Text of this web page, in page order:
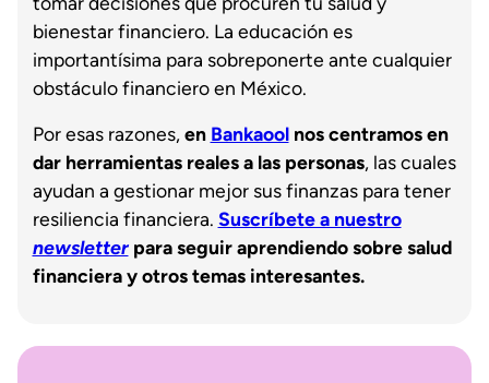
bienestar financiero. La educación es
importantísima para sobreponerte ante cualquier
obstáculo financiero en México.
Por esas razones,en Bankaoolnos centramos en
dar herramientas reales a las personas, las cuales
ayudan a gestionar mejor sus finanzas para tener
resiliencia financiera. Suscríbete a nuestro
newsletterpara seguir aprendiendo sobre salud
financiera y otros temas interesantes.